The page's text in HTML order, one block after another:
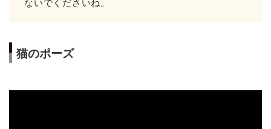
ないでくださいね。
猫のポーズ